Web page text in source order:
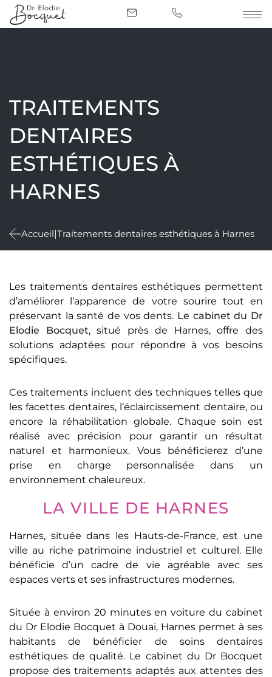
TRAITEMENTS
DENTAIRES
ESTHÉTIQUES À
HARNES
Accueil|Traitements dentaires esthétiques à Harnes
Les traitements dentaires esthétiques permettent
d’améliorer l’apparence de votre sourire tout en
préservant la santé de vos dents. Le cabinet du Dr
Elodie Bocquet, situé près de Harnes, offre des
solutions adaptées pour répondre à vos besoins
spécifiques.
Ces traitements incluent des techniques telles que
les facettes dentaires, l’éclaircissement dentaire, ou
encore la réhabilitation globale. Chaque soin est
réalisé avec précision pour garantir un résultat
naturel et harmonieux. Vous bénéficierez d’une
prise en charge personnalisée dans un
environnement chaleureux.
LA VILLE DE HARNES
Harnes, située dans les Hauts-de-France, est une
ville au riche patrimoine industriel et culturel. Elle
bénéficie d’un cadre de vie agréable avec ses
espaces verts et ses infrastructures modernes.
Située à environ 20 minutes en voiture du cabinet
du Dr Elodie Bocquet à Douai, Harnes permet à ses
habitants de bénéficier de soins dentaires
esthétiques de qualité. Le cabinet du Dr Bocquet
propose des traitements adaptés aux attentes des